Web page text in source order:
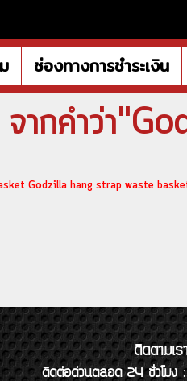
ช่องทางการชำระเงิน
ากคำว่า
Godzilla hang strap waste
ติดตามเร
ติดต่อด่วนตลอด 24 ชั่วโม